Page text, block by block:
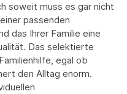
soweit muss es gar nicht
passenden
das Ihrer Familie eine
Das selektierte
egal ob
den Alltag enorm.